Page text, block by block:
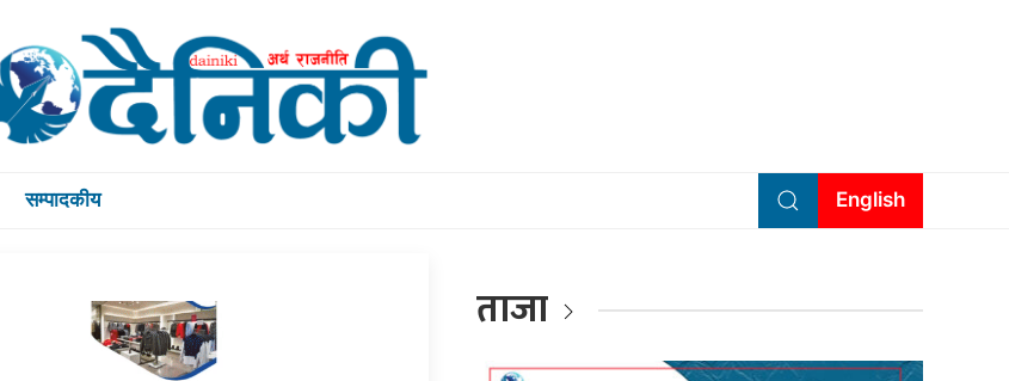
सम्पादकीय English
ताजा